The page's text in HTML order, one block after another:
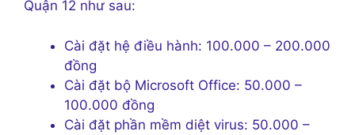
Quận 12 như sau:
Cài đặt hệ điều hành: 100.000 – 200.000
đồng
Cài đặt bộ Microsoft Office: 50.000 –
100.000 đồng
Cài đặt phần mềm diệt virus: 50.000 –